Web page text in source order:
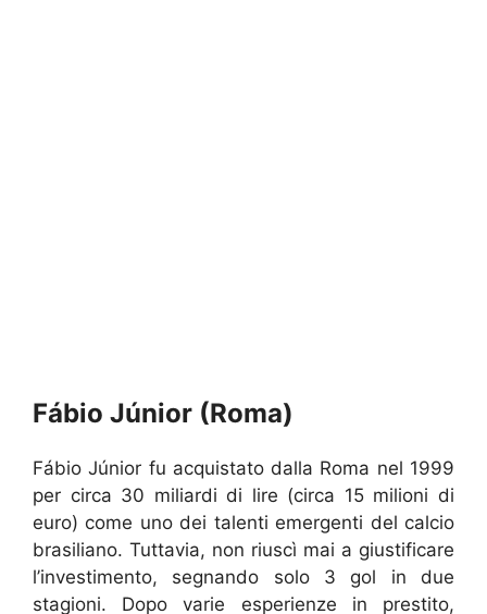
Fábio Júnior (Roma)
Fábio Júnior fu acquistato dalla Roma nel 1999
per circa 30 miliardi di lire (circa 15 milioni di
euro) come uno dei talenti emergenti del calcio
brasiliano. Tuttavia, non riuscì mai a giustificare
l’investimento, segnando solo 3 gol in due
stagioni. Dopo varie esperienze in prestito,